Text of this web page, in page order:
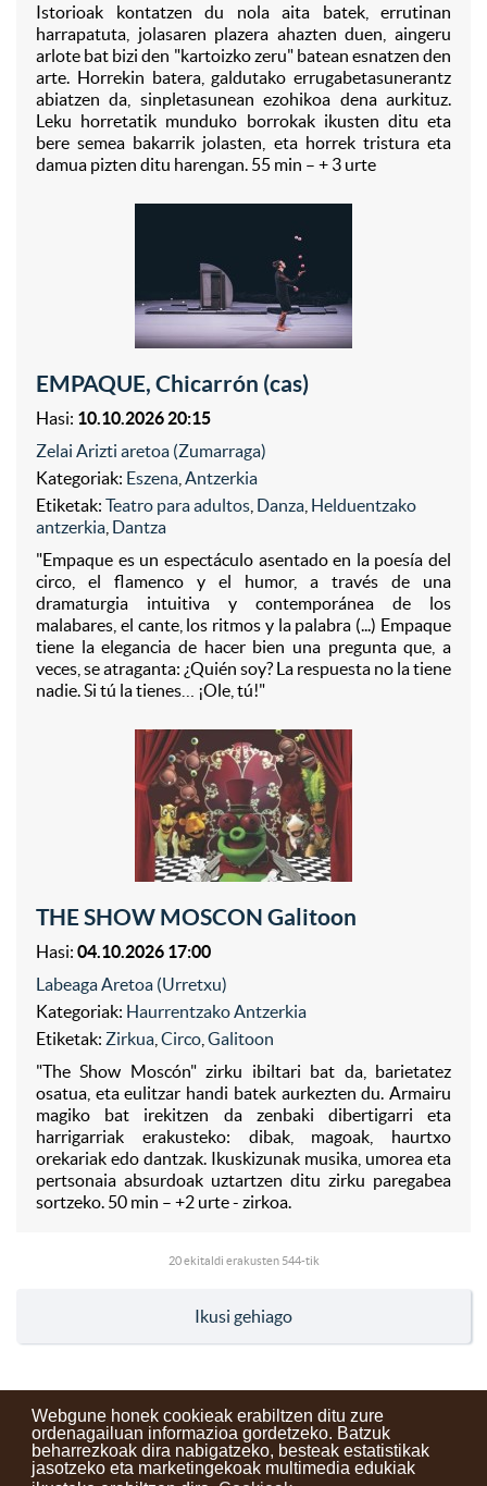
Webgune honek cookieak erabiltzen ditu zure
ordenagailuan informazioa gordetzeko. Batzuk
beharrezkoak dira nabigatzeko, besteak estatistikak
jasotzeko eta marketingekoak multimedia edukiak
Istorioak kontatzen du nola aita batek, errutinan
harrapatuta, jolasaren plazera ahazten duen, aingeru
arlote bat bizi den "kartoizko zeru" batean esnatzen den
arte. Horrekin batera, galdutako errugabetasunerantz
abiatzen da, sinpletasunean ezohikoa dena aurkituz.
Leku horretatik munduko borrokak ikusten ditu eta
bere semea bakarrik jolasten, eta horrek tristura eta
damua pizten ditu harengan. 55 min – + 3 urte
EMPAQUE, Chicarrón (cas)
Hasi: 10.10.2026 20:15
Zelai Arizti aretoa (Zumarraga)
Kategoriak: Eszena Antzerkia
Etiketak: Teatro para adultos Danza Helduentzako
antzerkia Dantza
"Empaque es un espectáculo asentado en la poesía del
circo, el flamenco y el humor, a través de una
dramaturgia intuitiva y contemporánea de los
malabares, el cante, los ritmos y la palabra (...) Empaque
tiene la elegancia de hacer bien una pregunta que, a
veces, se atraganta: ¿Quién soy? La respuesta no la tiene
nadie. Si tú la tienes… ¡Ole, tú!"
THE SHOW MOSCON Galitoon
Hasi: 04.10.2026 17:00
Labeaga Aretoa (Urretxu)
Kategoriak: Haurrentzako Antzerkia
Etiketak: Zirkua Circo Galitoon
"The Show Moscón" zirku ibiltari bat da, barietatez
osatua, eta eulitzar handi batek aurkezten du. Armairu
magiko bat irekitzen da zenbaki dibertigarri eta
harrigarriak erakusteko: dibak, magoak, haurtxo
orekariak edo dantzak. Ikuskizunak musika, umorea eta
pertsonaia absurdoak uztartzen ditu zirku paregabea
sortzeko. 50 min – +2 urte - zirkoa.
20ekitaldi erakusten 544-tik
Ikusi gehiago
Kontaktuak Erabilera baldintzak Lege oharra Berriak